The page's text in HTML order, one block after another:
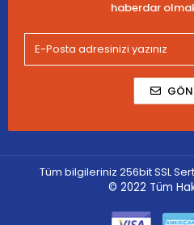
haberdar
Tüm bilgileriniz 256bit SSL
© 2022 Tüm